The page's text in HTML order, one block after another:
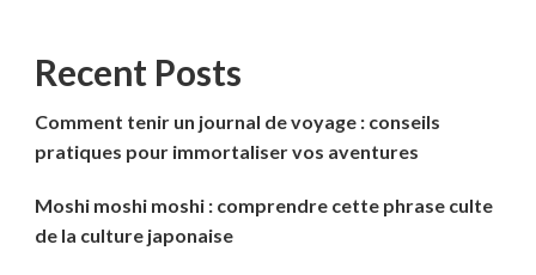
Recent Posts
Comment tenir un journal de voyage : conseils
pratiques pour immortaliser vos aventures
Moshi moshi moshi : comprendre cette phrase culte
de la culture japonaise